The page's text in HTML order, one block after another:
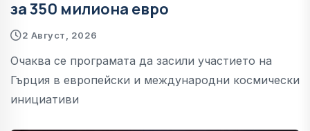
за 350 милиона евро
2 Август, 2026
Очаква се програмата да засили участието на
Гърция в европейски и международни космически
инициативи